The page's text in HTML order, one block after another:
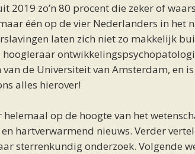
2019 zo’n 80 procent die zeker of
één op de vier Nederlanders in het
laten zich niet zo makkelijk
hoogleraar
de Universiteit van Amsterdam, en
alles hierover!
op de hoogte van het
hartverwarmend nieuws. Verder
sterrenkundig onderzoek. Volgende